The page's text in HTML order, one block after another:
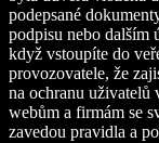
podepsané
podpisu nebo dalším
když vstoupíte do
provozovatele, že
na ochranu uživatelů
webům a firmám se
zavedou pravidla a